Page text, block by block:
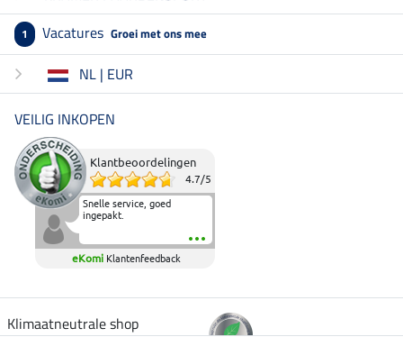
1 Vacatures Groei met ons mee
NL | EUR
VEILIG INKOPEN
Klantbeoordelingen
4.7/5
Snelle service, goed
ingepakt.
eKomi Klantenfeedback
Klimaatneutrale shop